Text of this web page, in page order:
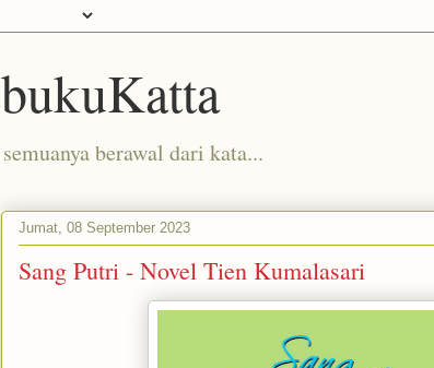
bukuKatta
semuanya berawal dari kata...
Jumat, 08 September 2023
Sang Putri - Novel Tien Kumalasari